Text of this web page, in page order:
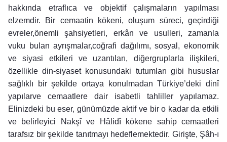
hakkında etraflıca ve objektif çalışmaların yapılması
elzemdir. Bir cemaatin kökeni, oluşum süreci, geçirdiği
evreler,önemli şahsiyetleri, erkân ve usulleri, zamanla
vuku bulan ayrışmalar,coğrafi dağılımı, sosyal, ekonomik
ve siyasi etkileri ve uzantıları, diğergruplarla ilişkileri,
özellikle din-siyaset konusundaki tutumları gibi hususlar
sağlıklı bir şekilde ortaya konulmadan Türkiye’deki dinî
yapılarve cemaatlere dair isabetli tahliller yapılamaz.
Elinizdeki bu eser, günümüzde aktif ve bir o kadar da etkili
ve belirleyici Nakşî ve Hâlidî kökene sahip cemaatleri
tarafsız bir şekilde tanıtmayı hedeflemektedir. Girişte, Şâh-ı